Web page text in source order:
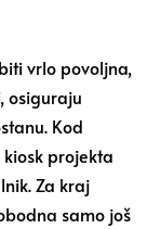
vrlo povoljna,
osiguraju
Kod
projekta
Za kraj
samo još